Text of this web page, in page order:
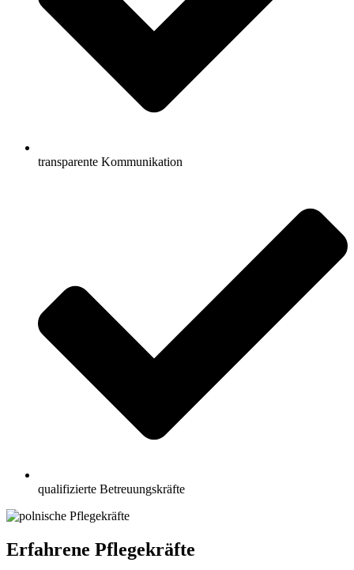
transparente Kommunikation
qualifizierte Betreuungskräfte
Erfahrene Pflegekräfte